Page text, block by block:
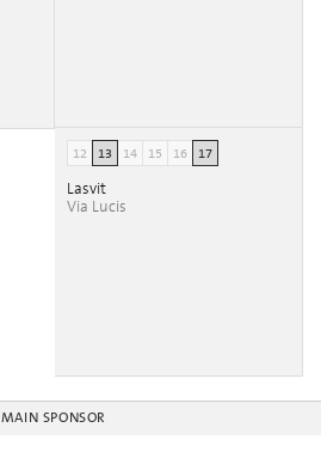
12 13 14 15 16 17
Lasvit
Via Lucis
MAIN SPONSOR